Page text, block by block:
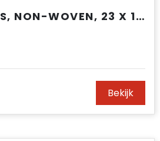
R-PET KOELTAS, NON-WOVEN, 23 X 15 X 27,5 CM, 75 G/M²
Bekijk